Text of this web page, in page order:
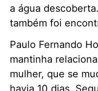
a água
também foi
Paulo Fernando
mantinha
mulher, que se
havia 10 dias.